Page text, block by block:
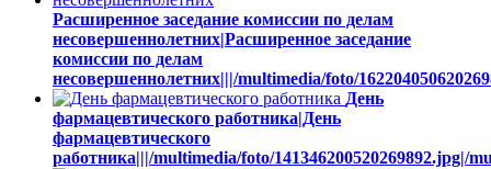
Расширенное заседание комиссии по делам
несовершеннолетних|Расширенное заседание
комиссии по делам
несовершеннолетних|||/multimedia/foto/
День
фармацевтического работника|День
фармацевтического
работника|||/multimedia/foto/141346200520269892.jpg|/